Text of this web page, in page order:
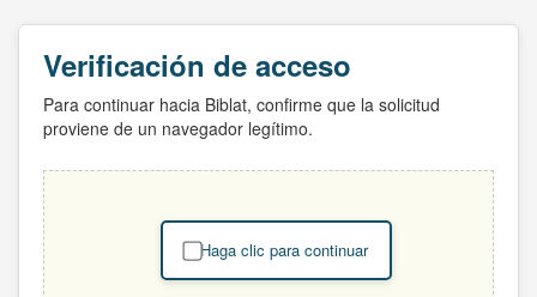
Verificación de acceso
Para continuar hacia Biblat, confirme que la solicitud
proviene de un navegador legítimo.
Haga clic para continuar